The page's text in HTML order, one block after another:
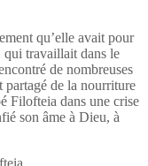
qu’elle avait pour
qui travaillait dans le
de nombreuses
partagé de la nourriture
Filofteia dans une crise
son âme à Dieu, à